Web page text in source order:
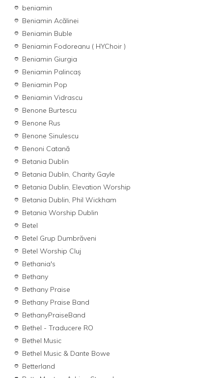
beniamin
Beniamin Acălinei
Beniamin Buble
Beniamin Fodoreanu ( HYChoir )
Beniamin Giurgia
Beniamin Palincaș
Beniamin Pop
Beniamin Vidrascu
Benone Burtescu
Benone Rus
Benone Sinulescu
Benoni Catană
Betania Dublin
Betania Dublin, Charity Gayle
Betania Dublin, Elevation Worship
Betania Dublin, Phil Wickham
Betania Worship Dublin
Betel
Betel Grup Dumbrăveni
Betel Worship Cluj
Bethania's
Bethany
Bethany Praise
Bethany Praise Band
BethanyPraiseBand
Bethel - Traducere RO
Bethel Music
Bethel Music & Dante Bowe
Betterland